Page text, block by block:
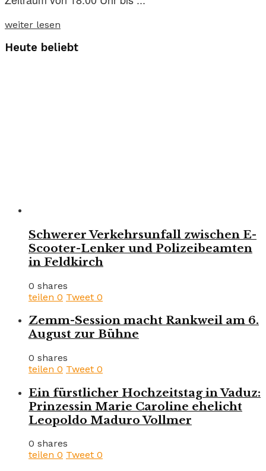
weiter lesen
Heute beliebt
Schwerer Verkehrsunfall zwischen E-
Scooter-Lenker und Polizeibeamten
in Feldkirch
0 shares
teilen 0 Tweet 0
Zemm-Session macht Rankweil am 6.
August zur Bühne
0 shares
teilen 0 Tweet 0
Ein fürstlicher Hochzeitstag in Vaduz:
Prinzessin Marie Caroline ehelicht
Leopoldo Maduro Vollmer
0 shares
teilen 0 Tweet 0